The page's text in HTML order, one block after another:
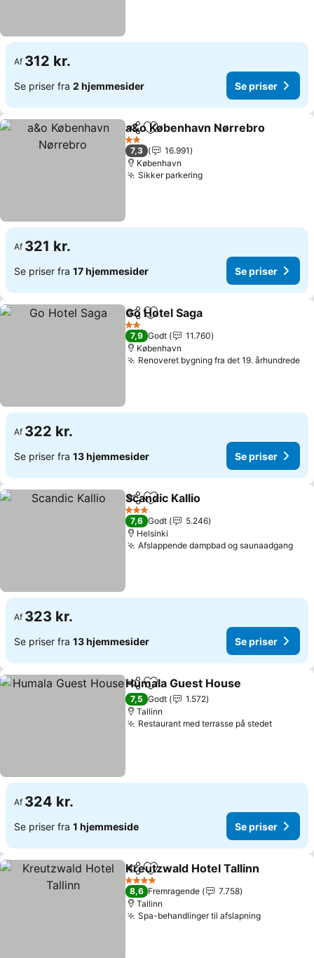
Af 312 kr.
Se priser fra 2 hjemmesider Se priser
Del Føj til favoritter
a&o København Nørrebro
2 Stjerner
7,3
16.991
København
Sikker parkeringSe priser
Af 321 kr.
Se priser fra 17 hjemmesider Se priser
Del Føj til favoritter
Go Hotel Saga
2 Stjerner
7,9 Godt
11.760
København
Renoveret bygning fra det 19. århundrede
Af 322 kr.
Se priser fra 13 hjemmesider Se priser
Del Føj til favoritter
Scandic Kallio
3 Stjerner
7,6 Godt
5.246
Helsinki
Afslappende dampbad og saunaadgangSe
Af 323 kr.
Se priser fra 13 hjemmesider Se priser
Del Føj til favoritter
Humala Guest House
7,5 Godt
1.572
Tallinn
Restaurant med terrasse på stedetSe
Af 324 kr.
Se priser fra 1 hjemmeside Se priser
Del Føj til favoritter
Kreutzwald Hotel Tallinn
4 Stjerner
8,6 Fremragende
7.758
Tallinn
Spa-behandlinger til afslapningSe priser